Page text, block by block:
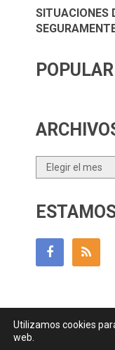
SITUACIONES
POPULAR
Archivos
Utilizamos cookies
web.